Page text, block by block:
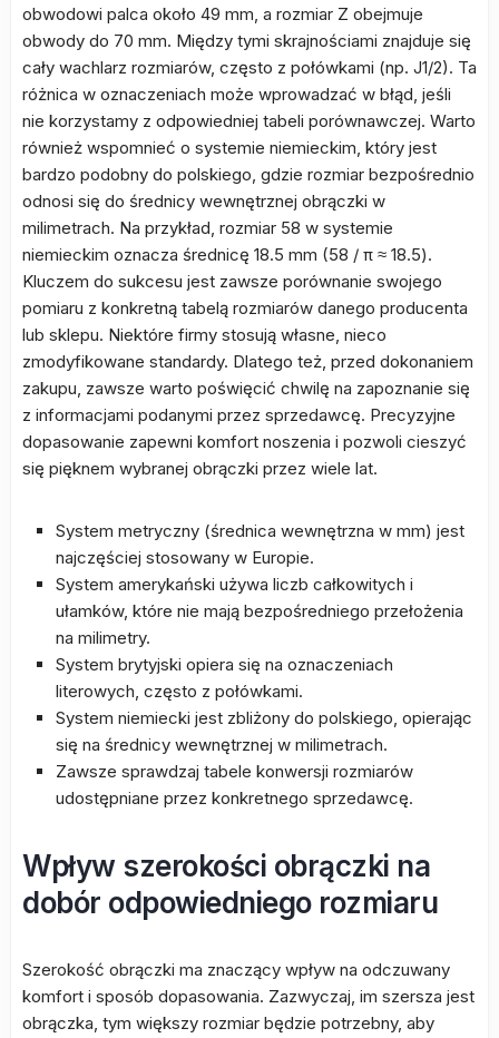
obwodowi palca około 49 mm, a rozmiar Z obejmuje
obwody do 70 mm. Między tymi skrajnościami znajduje się
cały wachlarz rozmiarów, często z połówkami (np. J1/2). Ta
różnica w oznaczeniach może wprowadzać w błąd, jeśli
nie korzystamy z odpowiedniej tabeli porównawczej. Warto
również wspomnieć o systemie niemieckim, który jest
bardzo podobny do polskiego, gdzie rozmiar bezpośrednio
odnosi się do średnicy wewnętrznej obrączki w
milimetrach. Na przykład, rozmiar 58 w systemie
niemieckim oznacza średnicę 18.5 mm (58 / π ≈ 18.5).
Kluczem do sukcesu jest zawsze porównanie swojego
pomiaru z konkretną tabelą rozmiarów danego producenta
lub sklepu. Niektóre firmy stosują własne, nieco
zmodyfikowane standardy. Dlatego też, przed dokonaniem
zakupu, zawsze warto poświęcić chwilę na zapoznanie się
z informacjami podanymi przez sprzedawcę. Precyzyjne
dopasowanie zapewni komfort noszenia i pozwoli cieszyć
się pięknem wybranej obrączki przez wiele lat.
System metryczny (średnica wewnętrzna w mm) jest
najczęściej stosowany w Europie.
System amerykański używa liczb całkowitych i
ułamków, które nie mają bezpośredniego przełożenia
na milimetry.
System brytyjski opiera się na oznaczeniach
literowych, często z połówkami.
System niemiecki jest zbliżony do polskiego, opierając
się na średnicy wewnętrznej w milimetrach.
Zawsze sprawdzaj tabele konwersji rozmiarów
udostępniane przez konkretnego sprzedawcę.
Wpływ szerokości obrączki na
dobór odpowiedniego rozmiaru
Szerokość obrączki ma znaczący wpływ na odczuwany
komfort i sposób dopasowania. Zazwyczaj, im szersza jest
obrączka, tym większy rozmiar będzie potrzebny, aby